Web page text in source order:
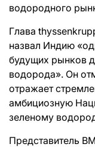
водородного
Глава
назвал Индию
будущих рынков
водорода». Он
отражает
амбициозную
зеленому
Представитель